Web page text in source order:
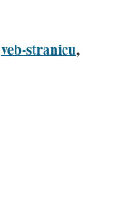
veb-stranicu,